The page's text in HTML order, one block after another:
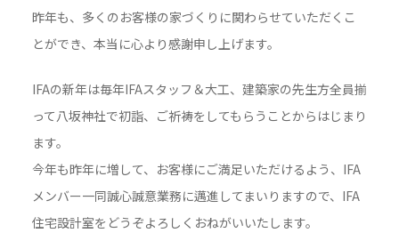
昨年も、多くのお客様の家づくりに関わらせていただくこ
とができ、本当に心より感謝申し上げます。
IFAの新年は毎年IFAスタッフ＆大工、建築家の先生方全員揃
って八坂神社で初詣、ご祈祷をしてもらうことからはじまり
ます。
今年も昨年に増して、お客様にご満足いただけるよう、IFA
メンバー一同誠心誠意業務に邁進してまいりますので、IFA
住宅設計室をどうぞよろしくおねがいいたします。